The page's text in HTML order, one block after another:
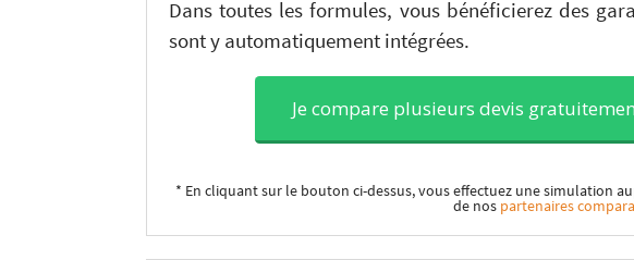
Dans toutes les formules, vous bénéficierez des
sont y automatiquement intégrées.
Je compare plusieurs devis
* En cliquant sur le bouton ci-dessus, vous effectuez une simulation
de nos partenaires